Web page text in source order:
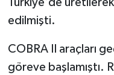
edilmişti.
COBRA II araçları
göreve başlamıştı.